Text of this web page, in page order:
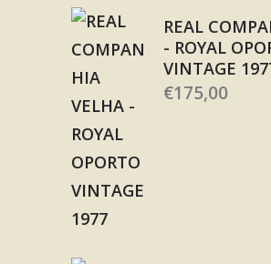
REAL
- ROYAL
VINTAGE
€175,00